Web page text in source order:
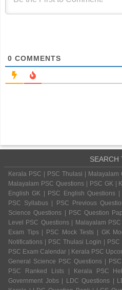
0 COMMENTS
SEARCH
Kerala PSC | PSC Thulasi |
Malayalam PSC Questions | PSC GK |
English GK | PSC English Questions
PSC Syllabus | PSC Previous
Science Questions | PSC Question
Level PSC Questions | Malayalam
Exam Tips | PSC Mock Tests | GK
Notifications | PSC Thulasi Login |
PSC Exam Calendar | Kerala PSC
General Science PSC Questions |
PSC Ranked Lists | Kerala PSC
Government Jobs | LDC Questions |